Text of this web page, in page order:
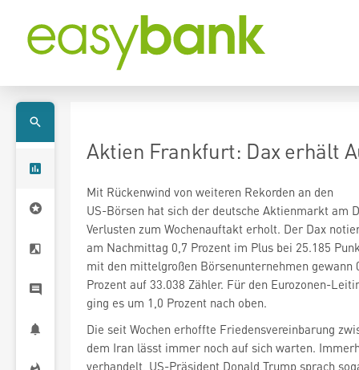
Aktien Frankfurt: Dax erhält
Mit Rückenwind von weiteren Rekorden an den
US-Börsen hat sich der deutsche Aktienmarkt am
Verlusten zum Wochenauftakt erholt. Der Dax
mit den mittelgroßen Börsenunternehmen gewann
ging es um 1,0 Prozent nach oben.
Die seit Wochen erhoffte Friedensvereinbarung
dem Iran lässt immer noch auf sich warten.
verhandelt, US-Präsident Donald Trump sprach